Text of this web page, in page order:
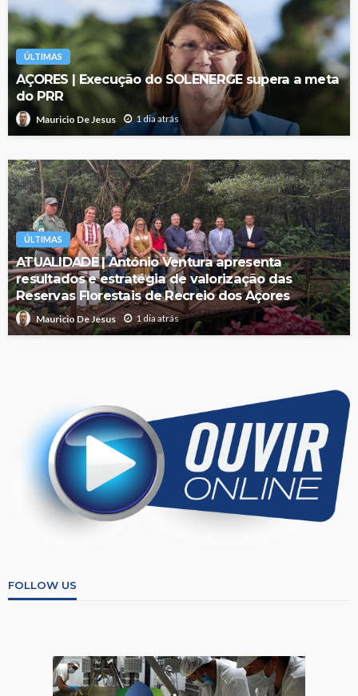
ÚLTIMAS
AÇORES | Execução do SOLENERGE supera a meta
do PRR
Mauricio De Jesus 1 dia atrás
ÚLTIMAS
ATUALIDADE | António Ventura apresenta
resultados e estratégia de valorização das
Reservas Florestais de Recreio dos Açores
Mauricio De Jesus 1 dia atrás
FOLLOW US